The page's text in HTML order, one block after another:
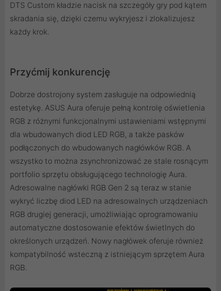
DTS Custom kładzie nacisk na szczegóły gry pod kątem
skradania się, dzięki czemu wykryjesz i zlokalizujesz
każdy krok.
Przyćmij konkurencję
Dobrze dostrojony system zasługuje na odpowiednią
estetykę. ASUS Aura oferuje pełną kontrolę oświetlenia
RGB z różnymi funkcjonalnymi ustawieniami wstępnymi
dla wbudowanych diod LED RGB, a także pasków
podłączonych do wbudowanych nagłówków RGB. A
wszystko to można zsynchronizować ze stale rosnącym
portfolio sprzętu obsługującego technologię Aura.
Adresowalne nagłówki RGB Gen 2 są teraz w stanie
wykryć liczbę diod LED na adresowalnych urządzeniach
RGB drugiej generacji, umożliwiając oprogramowaniu
automatyczne dostosowanie efektów świetlnych do
określonych urządzeń. Nowy nagłówek oferuje również
kompatybilność wsteczną z istniejącym sprzętem Aura
RGB.